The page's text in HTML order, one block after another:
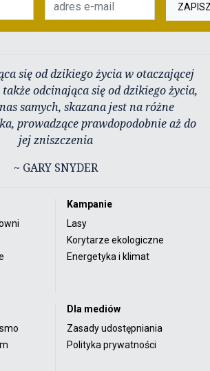
się od dzikiego życia w otaczającej
odcinająca się od dzikiego życia,
samych, skazana jest na różne
prowadzące prawdopodobnie aż do
jej zniszczenia
~ GARY SNYDER
Kampanie
Lasy
Korytarze ekologiczne
Energetyka i klimat
Dla mediów
Zasady udostępniania
Polityka prywatności